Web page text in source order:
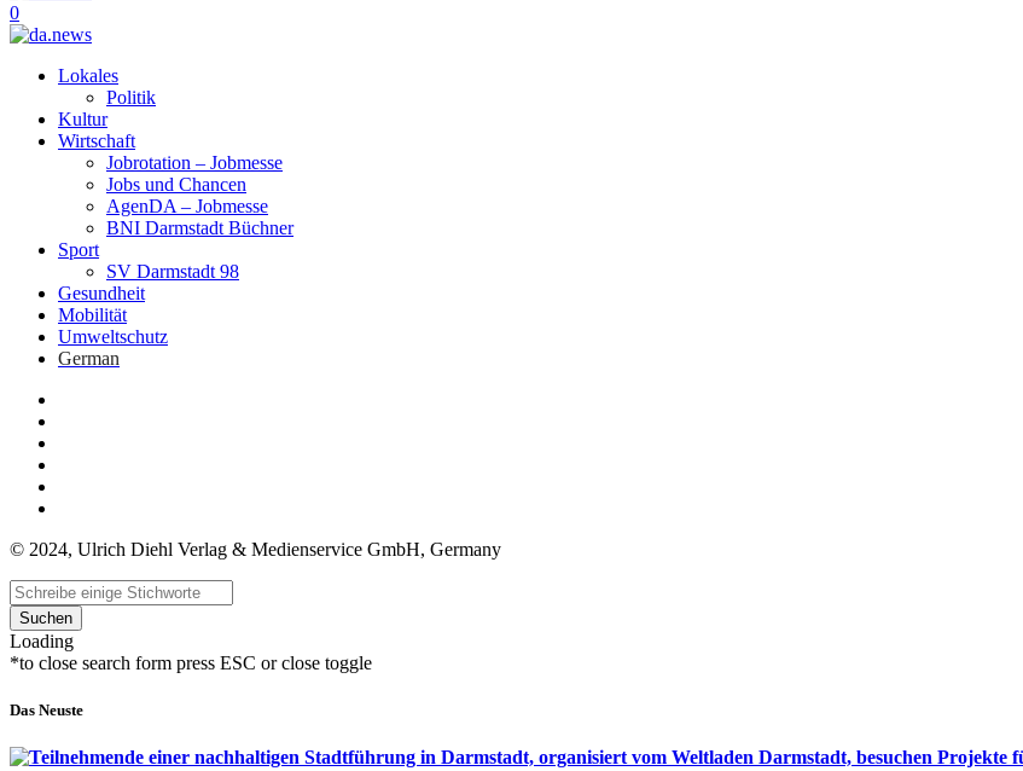
0
Lokales
Politik
Kultur
Wirtschaft
Jobrotation – Jobmesse
Jobs und Chancen
AgenDA – Jobmesse
BNI Darmstadt Büchner
Sport
SV Darmstadt 98
Gesundheit
Mobilität
Umweltschutz
German
© 2024, Ulrich Diehl Verlag & Medienservice GmbH, Germany
Suchen
Loading
*to close search form press ESC or close toggle
Das Neuste